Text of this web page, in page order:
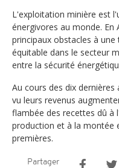
L'exploitation minière est
énergivores au monde. En
principaux obstacles à
équitable dans le secteur
entre la sécurité
Au cours des dix
vu leurs revenus
flambée des recettes dû à
production et à la montée
premières.
Partager